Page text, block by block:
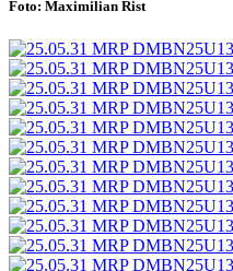
Foto: Maximilian Rist